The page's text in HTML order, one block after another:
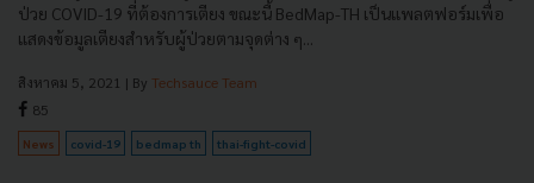
ป่วย COVID-19 ที่ต้องการเตียง ขณะนี้ BedMap-TH เป็นแพลตฟอร์มเพื่อ
แสดงข้อมูลเตียงสำหรับผู้ป่วยตามจุดต่าง ๆ...
สิงหาคม 5, 2021 | By Techsauce Team
85
News covid-19 bedmap th thai-fight-covid